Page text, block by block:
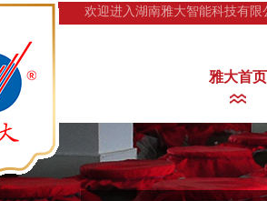
欢迎进入湖南雅大智能科技有限
雅大首页